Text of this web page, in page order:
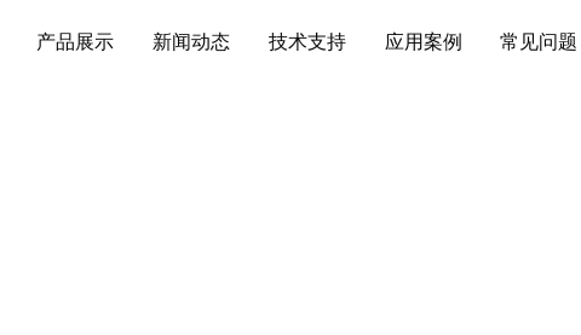
产品展示 新闻动态 技术支持 应用案例 常见问题